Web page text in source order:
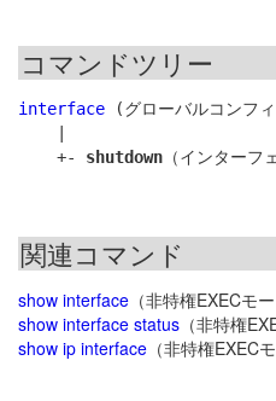
コマンドツリー
interface (グローバルコンフ
    +-
shutdown
関連コマンド
show interface （非特権EXECモー
show interface status （非特権
show ip interface （非特権EXEC